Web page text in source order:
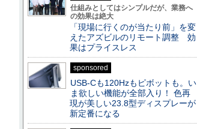
仕組みとしてはシンプルだが、業務へ
の効果は絶大
「現場に行くのが当たり前」を変
えたアズビルのリモート調整 効
果はプライスレス
sponsored
USB-Cも120Hzもピボットも。い
ま欲しい機能が全部入り！ 色再
現が美しい23.8型ディスプレーが
新定番になる